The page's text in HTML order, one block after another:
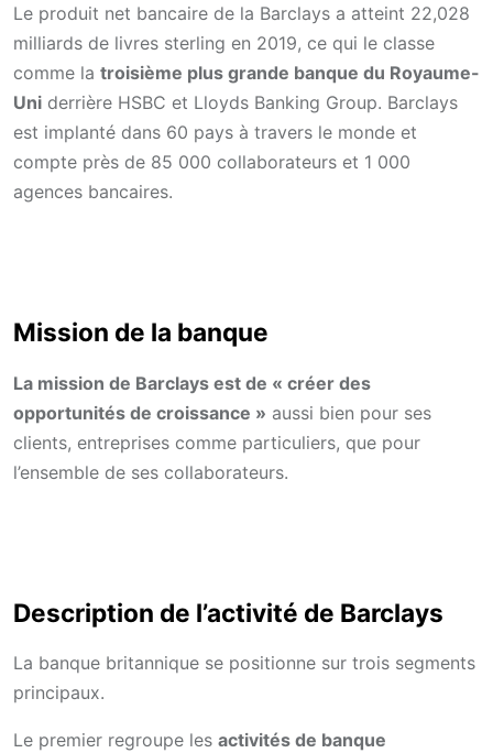
Le produit net bancaire de la Barclays a atteint 22,028
milliards de livres sterling en 2019, ce qui le classe
comme la troisième plus grande banque du Royaume-
Uni derrière HSBC et Lloyds Banking Group. Barclays
est implanté dans 60 pays à travers le monde et
compte près de 85 000 collaborateurs et 1 000
agences bancaires.
Mission de la banque
La mission de Barclays est de « créer des
opportunités de croissance » aussi bien pour ses
clients, entreprises comme particuliers, que pour
l’ensemble de ses collaborateurs.
Description de l’activité de Barclays
La banque britannique se positionne sur trois segments
principaux.
Le premier regroupe les activités de banque